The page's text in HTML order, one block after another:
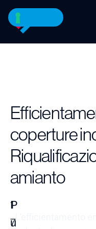
coperture
amianto
P
u
1
7L’efficientamento